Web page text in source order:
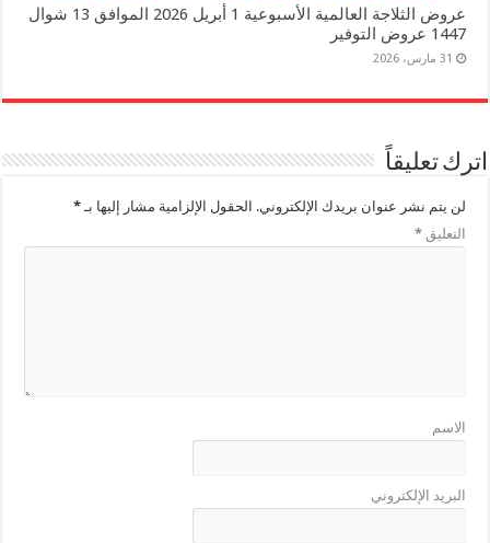
عروض الثلاجة العالمية الأسبوعية 1 أبريل 2026 الموافق 13 شوال
1447 عروض التوفير
31 مارس، 2026
اترك تعليقاً
لن يتم نشر عنوان بريدك الإلكتروني. الحقول الإلزامية مشار إليها بـ*
التعليق*
الاسم
البريد الإلكتروني